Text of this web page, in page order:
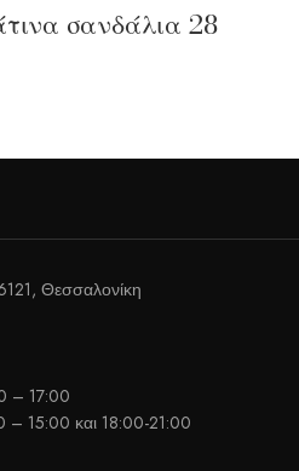
σανδάλια 28
Θεσσαλονίκη
– 17:00
– 15:00 και 18:00-21:00